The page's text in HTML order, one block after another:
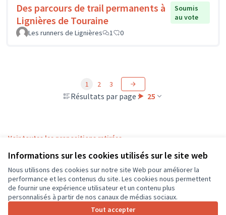
Informations sur les cookies utilisés sur le site web
Nous utilisons des cookies sur notre site Web pour améliorer la
performance et les contenus du site. Les cookies nous permettent
de fournir une expérience utilisateur et un contenu plus
personnalisés à partir de nos canaux de médias sociaux.
Tout accepter
Des parcours de trail permanents à
Lignières de Touraine
Soumis
au vote
Les runners de Lignières
1 0
Résultats par page : 25
1 2 3
Voir toutes les propositions retirées
Conditions d'utilisation
Paramètres des cookies
CD37 sur X
(Lien externe)
CD37 sur Facebook
CD37 sur Instagram
CD37 sur YouTube
(Lien externe)